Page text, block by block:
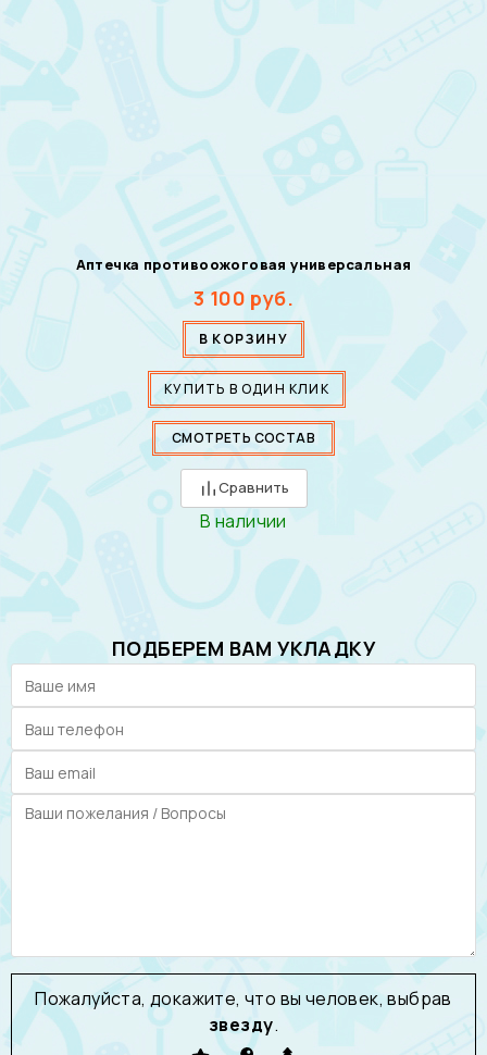
Аптечка противоожоговая универсальная
3 100 руб.
В КОРЗИНУ
КУПИТЬ В ОДИН КЛИК
СМОТРЕТЬ СОСТАВ
Сравнить
В наличии
ПОДБЕРЕМ ВАМ УКЛАДКУ
Пожалуйста, докажите, что вы человек, выбрав
звезду.